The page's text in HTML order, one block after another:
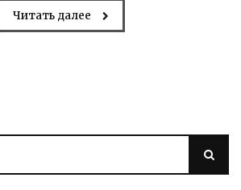
Читать далее
о СПАСЕНИИ